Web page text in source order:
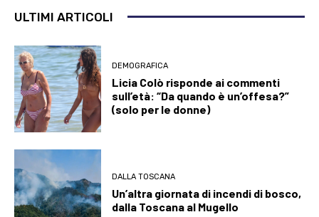
ULTIMI ARTICOLI
DEMOGRAFICA
Licia Colò risponde ai commenti
sull’età: “Da quando è un’offesa?”
(solo per le donne)
DALLA TOSCANA
Un’altra giornata di incendi di bosco,
dalla Toscana al Mugello